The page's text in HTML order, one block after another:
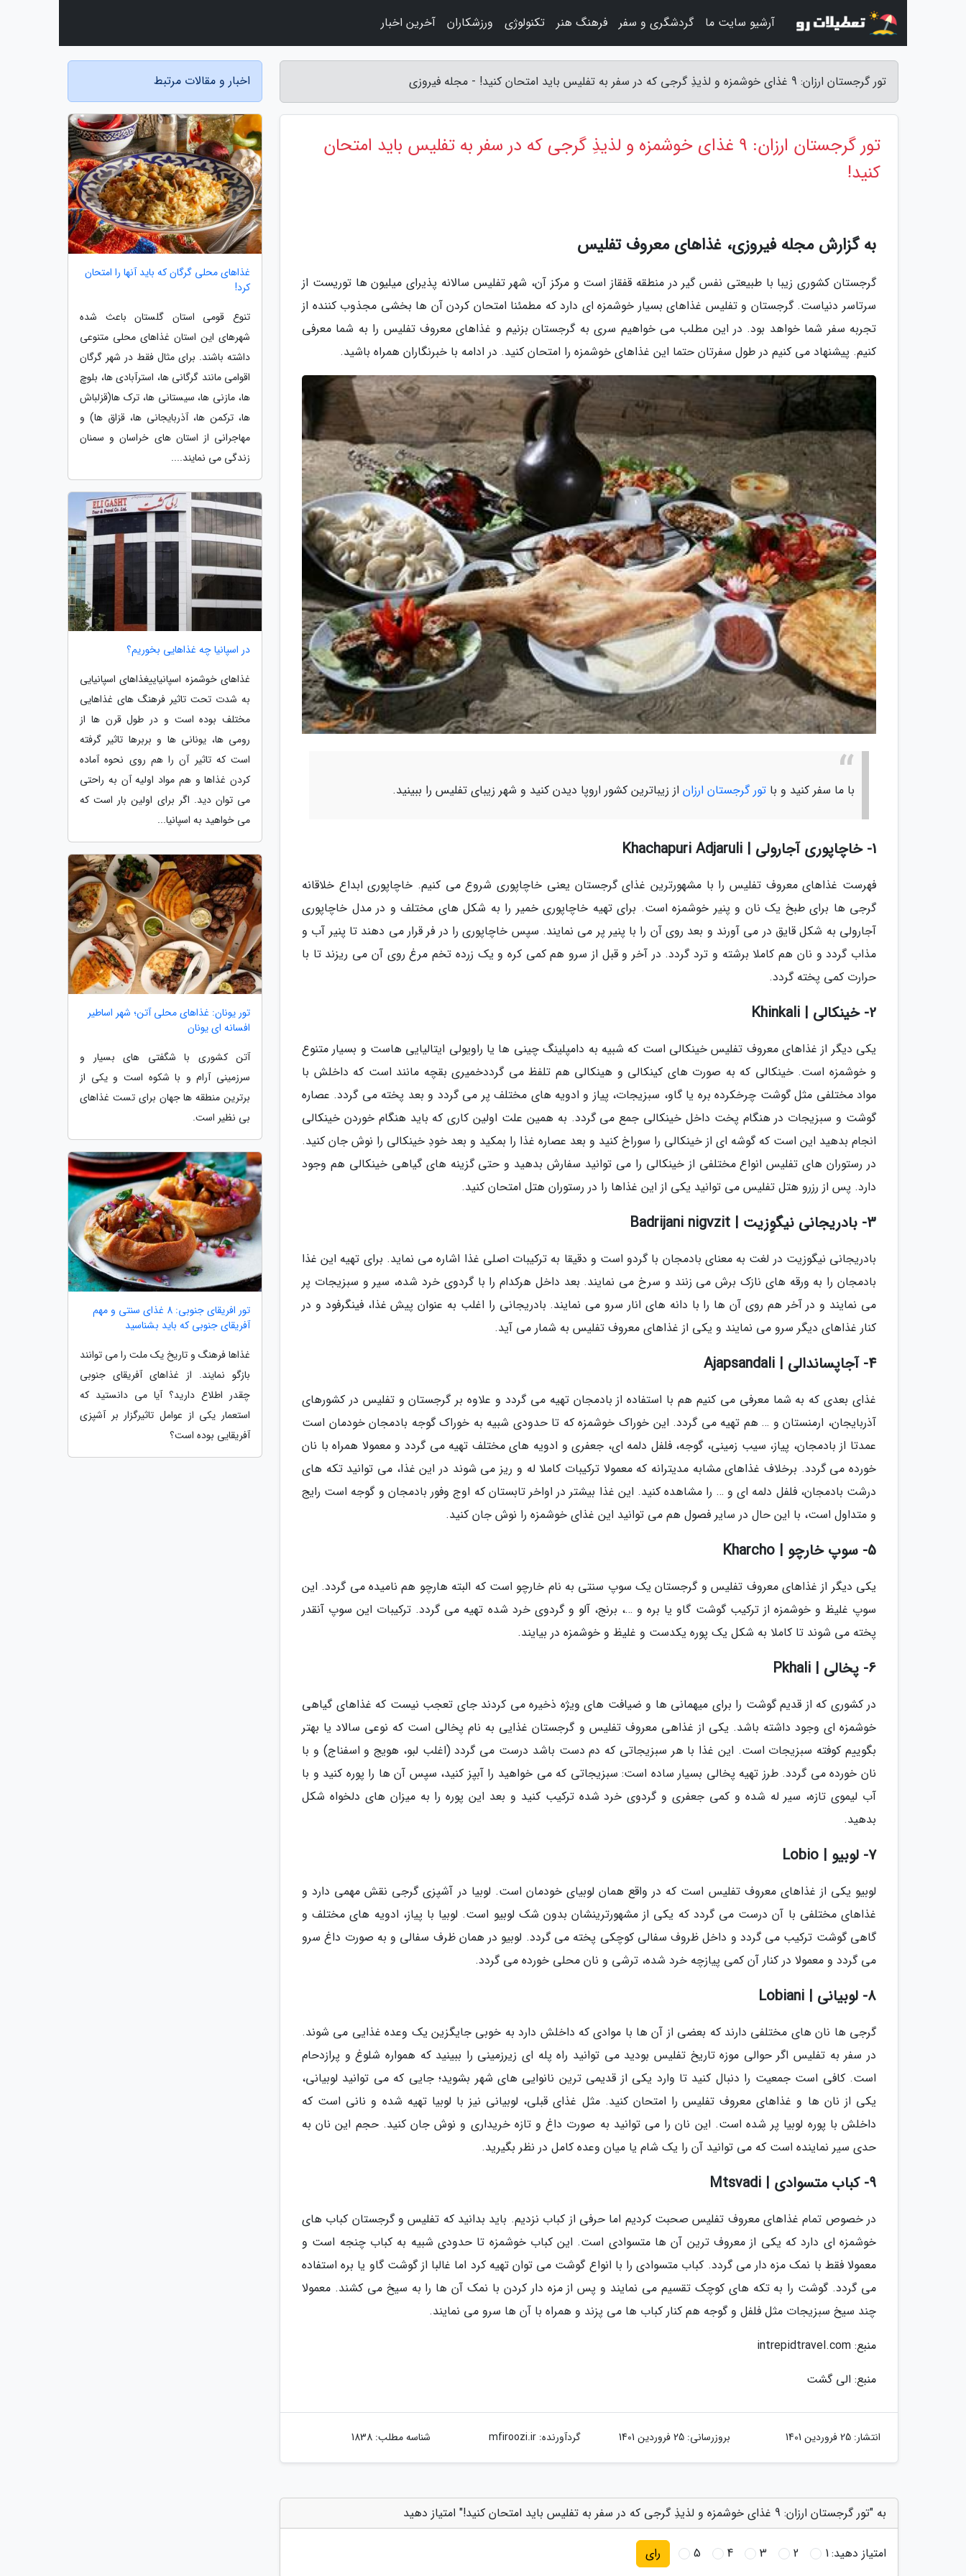
تور گرجستان ارزان: 9 غذای خوشمزه و لذیذِ گرجی که در سفر به تفلیس باید امتحان کنید! - مجله فیروزی
تور گرجستان ارزان: 9 غذای خوشمزه و لذیذِ گرجی که در سفر به تفلیس باید امتحان
کنید!
به گزارش مجله فیروزی، غذاهای معروف تفلیس
گرجستان کشوری زیبا با طبیعتی نفس گیر در منطقه قفقاز است و مرکز آن، شهر تفلیس سالانه پذیرای میلیون ها توریست از
سرتاسر دنیاست. گرجستان و تفلیس غذاهای بسیار خوشمزه ای دارد که مطمئنا امتحان کردن آن ها بخشی مجذوب کننده از
تجربه سفر شما خواهد بود. در این مطلب می خواهیم سری به گرجستان بزنیم و غذاهای معروف تفلیس را به شما معرفی
کنیم. پیشنهاد می کنیم در طول سفرتان حتما این غذاهای خوشمزه را امتحان کنید. در ادامه با خبرنگاران همراه باشید.
با ما سفر کنید و با تور گرجستان ارزان از زیباترین کشور اروپا دیدن کنید و شهر زیبای تفلیس را ببینید.
1- خاچاپوری آجارولی | Khachapuri Adjaruli
فهرست غذاهای معروف تفلیس را با مشهورترین غذای گرجستان یعنی خاچاپوری شروع می کنیم. خاچاپوری ابداع خلاقانه
گرجی ها برای طبخ یک نان و پنیر خوشمزه است. برای تهیه خاچاپوری خمیر را به شکل های مختلف و در مدل خاچاپوری
آجارولی به شکل قایق در می آورند و بعد روی آن را با پنیر پر می نمایند. سپس خاچاپوری را در فر قرار می دهند تا پنیر آب و
مذاب گردد و نان هم کاملا برشته و ترد گردد. در آخر و قبل از سرو هم کمی کره و یک زرده تخم مرغ روی آن می ریزند تا با
حرارت کمی پخته گردد.
2- خینکالی | Khinkali
یکی دیگر از غذاهای معروف تفلیس خینکالی است که شبیه به دامپلینگ چینی ها یا راویولی ایتالیایی هاست و بسیار متنوع
و خوشمزه است. خینکالی که به صورت های کینکالی و هینکالی هم تلفظ می گرددخمیری بقچه مانند است که داخلش با
مواد مختلفی مثل گوشت چرخکرده بره یا گاو، سبزیجات، پیاز و ادویه های مختلف پر می گردد و بعد پخته می گردد. عصاره
گوشت و سبزیجات در هنگام پخت داخل خینکالی جمع می گردد. به همین علت اولین کاری که باید هنگام خوردن خینکالی
انجام بدهید این است که گوشه ای از خینکالی را سوراخ کنید و بعد عصاره غذا را بمکید و بعد خودِ خینکالی را نوش جان کنید.
در رستوران های تفلیس انواع مختلفی از خینکالی را می توانید سفارش بدهید و حتی گزینه های گیاهی خینکالی هم وجود
دارد. پس از رزرو هتل تفلیس می توانید یکی از این غذاها را در رستوران هتل امتحان کنید.
3- بادریجانی نیگوِزیت | Badrijani nigvzit
بادریجانی نیگوزیت در لغت به معنای بادمجان با گردو است و دقیقا به ترکیبات اصلی غذا اشاره می نماید. برای تهیه این غذا
بادمجان را به ورقه های نازک برش می زنند و سرخ می نمایند. بعد داخل هرکدام را با گردوی خرد شده، سیر و سبزیجات پر
می نمایند و در آخر هم روی آن ها را با دانه های انار سرو می نمایند. بادریجانی را اغلب به عنوان پیش غذا، فینگرفود و در
کنار غذاهای دیگر سرو می نمایند و یکی از غذاهای معروف تفلیس به شمار می آید.
4- آجاپساندالی | Ajapsandali
غذای بعدی که به شما معرفی می کنیم هم با استفاده از بادمجان تهیه می گردد و علاوه بر گرجستان و تفلیس در کشورهای
آذربایجان، ارمنستان و … هم تهیه می گردد. این خوراک خوشمزه که تا حدودی شبیه به خوراک گوجه بادمجان خودمان است
عمدتا از بادمجان، پیاز، سیب زمینی، گوجه، فلفل دلمه ای، جعفری و ادویه های مختلف تهیه می گردد و معمولا همراه با نان
خورده می گردد. برخلاف غذاهای مشابه مدیترانه که معمولا ترکیبات کاملا له و ریز می شوند در این غذا، می توانید تکه های
درشت بادمجان، فلفل دلمه ای و … را مشاهده کنید. این غذا بیشتر در اواخر تابستان که اوج وفور بادمجان و گوجه است رایج
و متداول است، با این حال در سایر فصول هم می توانید این غذای خوشمزه را نوش جان کنید.
5- سوپ خارچو | Kharcho
یکی دیگر از غذاهای معروف تفلیس و گرجستان یک سوپ سنتی به نام خارچو است که البته هارچو هم نامیده می گردد. این
سوپ غلیظ و خوشمزه از ترکیب گوشت گاو یا بره و …، برنج، آلو و گردوی خرد شده تهیه می گردد. ترکیبات این سوپ آنقدر
پخته می شوند تا کاملا به شکل یک پوره یکدست و غلیظ و خوشمزه در بیایند.
6- پخالی | Pkhali
در کشوری که از قدیم گوشت را برای میهمانی ها و ضیافت های ویژه ذخیره می کردند جای تعجب نیست که غذاهای گیاهی
خوشمزه ای وجود داشته باشد. یکی از غذاهی معروف تفلیس و گرجستان غذایی به نام پخالی است که نوعی سالاد یا بهتر
بگوییم کوفته سبزیجات است. این غذا با هر سبزیجاتی که دم دست باشد درست می گردد (اغلب لبو، هویج و اسفناج) و با
نان خورده می گردد. طرز تهیه پخالی بسیار ساده است: سبزیجاتی که می خواهید را آبپز کنید، سپس آن ها را پوره کنید و با
آب لیموی تازه، سیر له شده و کمی جعفری و گردوی خرد شده ترکیب کنید و بعد این پوره را به میزان های دلخواه شکل
بدهید.
7- لوبیو | Lobio
لوبیو یکی از غذاهای معروف تفلیس است که در واقع همان لوبیای خودمان است. لوبیا در آشپزی گرجی نقش مهمی دارد و
غذاهای مختلفی با آن درست می گردد که یکی از مشهورترینشان بدون شک لوبیو است. لوبیا با پیاز، ادویه های مختلف و
گاهی گوشت ترکیب می گردد و داخل ظروف سفالی کوچکی پخته می گردد. لوبیو در همان ظرف سفالی و به صورت داغ سرو
می گردد و معمولا در کنار آن کمی پیازچه خرد شده، ترشی و نان محلی خورده می گردد.
8- لوبیانی | Lobiani
گرجی ها نان های مختلفی دارند که بعضی از آن ها با موادی که داخلش دارد به خوبی جایگزین یک وعده غذایی می شوند.
در سفر به تفلیس اگر حوالی موزه تاریخ تفلیس بودید می توانید راه پله ای زیرزمینی را ببینید که همواره شلوغ و پرازدحام
است. کافی است جمعیت را دنبال کنید تا وارد یکی از قدیمی ترین نانوایی های شهر بشوید؛ جایی که می توانید لوبیانی،
یکی از نان ها و غذاهای معروف تفلیس را امتحان کنید. مثل غذای قبلی، لوبیانی نیز با لوبیا تهیه شده و نانی است که
داخلش با پوره لوبیا پر شده است. این نان را می توانید به صورت داغ و تازه خریداری و نوش جان کنید. حجم این نان به
حدی سیر نماینده است که می توانید آن را یک شام یا میان وعده کامل در نظر بگیرید.
9- کباب متسوادی | Mtsvadi
در خصوص تمام غذاهای معروف تفلیس صحبت کردیم اما حرفی از کباب نزدیم. باید بدانید که تفلیس و گرجستان کباب های
خوشمزه ای دارد که یکی از معروف ترین آن ها متسوادی است. این کباب خوشمزه تا حدودی شبیه به کباب چنجه است و
معمولا فقط با نمک مزه دار می گردد. کباب متسوادی را با انواع گوشت می توان تهیه کرد اما غالبا از گوشت گاو یا بره استفاده
می گردد. گوشت را به تکه های کوچک تقسیم می نمایند و پس از مزه دار کردن با نمک آن ها را به سیخ می کشند. معمولا
چند سیخ سبزیجات مثل فلفل و گوجه هم کنار کباب ها می پزند و همراه با آن ها سرو می نمایند.
منبع: intrepidtravel.com
منبع: الی گشت
انتشار: 25 فروردین 1401 بروزرسانی: 25 فروردین 1401 گردآورنده:mfiroozi.ir شناسه مطلب: 1838
به "تور گرجستان ارزان: 9 غذای خوشمزه و لذیذِ گرجی که در سفر به تفلیس باید امتحان کنید!" امتیاز دهید
امتیاز دهید:1
2
3
4
5 رای
اخبار و مقالات مرتبط
غذاهای محلی گرگان که باید آنها را امتحان
کرد!
تنوع قومی استان گلستان باعث شده
شهرهای این استان غذاهای محلی متنوعی
داشته باشند. برای مثال فقط در شهر گرگان
اقوامی مانند گرگانی ها، استرآبادی ها، بلوچ
ها، مازنی ها، سیستانی ها، ترک ها(قزلباش
ها، ترکمن ها، آذربایجانی ها، قزاق ها) و
مهاجرانی از استان های خراسان و سمنان
زندگی می نمایند....
در اسپانیا چه غذاهایی بخوریم؟
غذاهای خوشمزه اسپانیاییغذاهای اسپانیایی
به شدت تحت تاثیر فرهنگ های غذاهایی
مختلف بوده است و در طول قرن ها از
رومی ها، یونانی ها و بربرها تاثیر گرفته
است که تاثیر آن را هم روی نحوه آماده
کردن غذاها و هم مواد اولیه آن به راحتی
می توان دید. اگر برای اولین بار است که
می خواهید به اسپانیا...
تور یونان: غذاهای محلی آتن؛ شهر اساطیر
افسانه ای یونان
آتن کشوری با شگفتی های بسیار و
سرزمینی آرام و با شکوه است و یکی از
برترین منطقه ها جهان برای تست غذاهای
بی نظیر است.
تور افریقای جنوبی: 8 غذای سنتی و مهم
آفریقای جنوبی که باید بشناسید
غذاها فرهنگ و تاریخ یک ملت را می توانند
بازگو نمایند. از غذاهای آفریقای جنوبی
چقدر اطلاع دارید؟ آیا می دانستید که
استعمار یکی از عوامل تاثیرگزار بر آشپزی
آفریقایی بوده است؟
آرشیو سایت ما گردشگری و سفر فرهنگ هنر تکنولوژی ورزشکاران آخرین اخبار